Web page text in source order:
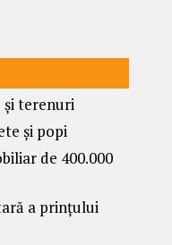
și terenuri
și popi
de 400.000
a prințului